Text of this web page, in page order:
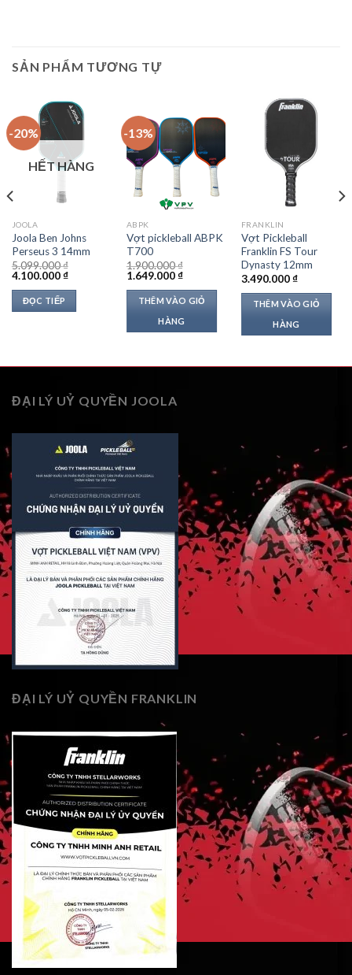
SẢN PHẨM TƯƠNG TỰ
-20%
HẾT HÀNG
JOOLA
Joola Ben Johns
Perseus 3 14mm
5.099.000₫
Giá
5.099.000 ₫.
4.100.000₫Giá
4.100.000 ₫.
ĐỌC TIẾP
-13%
ABPK
Vợt pickleball ABPK
T700
1.900.000₫
Giá
1.900.000 ₫.
1.649.000₫Giá
tại
là:
1.649.000 ₫.
THÊM VÀO GIỎ
HÀNG
FRANKLIN
Vợt Pickleball
Franklin FS Tour
Dynasty 12mm
3.490.000₫
THÊM VÀO GIỎ
HÀNG
ĐẠI LÝ UỶ QUYỀN JOOLA
ĐẠI LÝ UỶ QUYỀN FRANKLIN